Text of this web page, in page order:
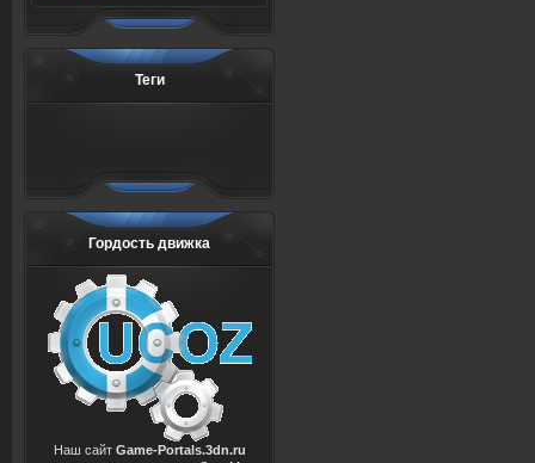
Теги
Гордость движка
Наш сайт Game-Portals.3dn.ru